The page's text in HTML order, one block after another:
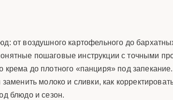
от воздушного картофельного до
пошаговые инструкции с точными
до плотного «панциря» под
молоко и сливки, как
блюдо и сезон.